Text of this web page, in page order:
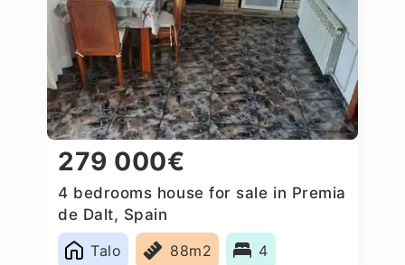
279 000€
4 bedrooms house for sale in Premia
de Dalt, Spain
Talo
88m2 4